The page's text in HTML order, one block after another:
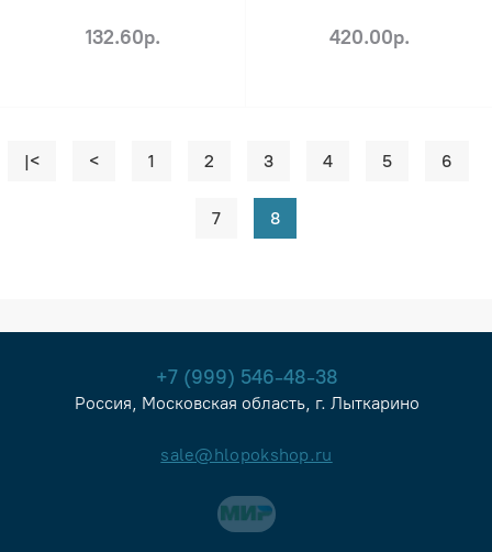
132.60р. 420.00р.
|< < 1 2 3 4 5 6
7 8
+7 (999) 546-48-38
Россия, Московская область, г. Лыткарино
sale@hlopokshop.ru